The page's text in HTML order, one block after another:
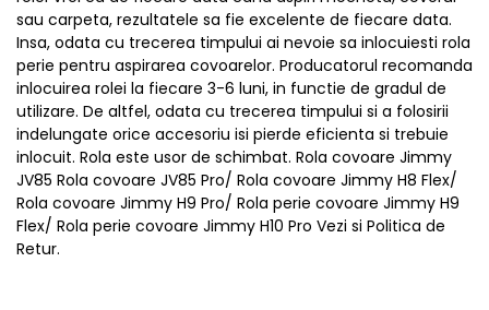
sau carpeta, rezultatele sa fie excelente de fiecare data.
Insa, odata cu trecerea timpului ai nevoie sa inlocuiesti rola
perie pentru aspirarea covoarelor. Producatorul recomanda
inlocuirea rolei la fiecare 3-6 luni, in functie de gradul de
utilizare. De altfel, odata cu trecerea timpului si a folosirii
indelungate orice accesoriu isi pierde eficienta si trebuie
inlocuit. Rola este usor de schimbat. Rola covoare Jimmy
JV85 Rola covoare JV85 Pro/ Rola covoare Jimmy H8 Flex/
Rola covoare Jimmy H9 Pro/ Rola perie covoare Jimmy H9
Flex/ Rola perie covoare Jimmy H10 Pro Vezi si Politica de
Retur.